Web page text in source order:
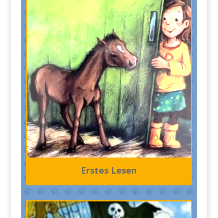
Erstes Lesen